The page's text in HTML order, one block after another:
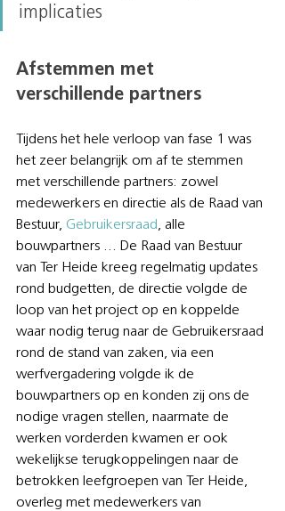
implicaties
Afstemmen met
verschillende partners
Tijdens het hele verloop van fase 1 was
het zeer belangrijk om af te stemmen
met verschillende partners: zowel
medewerkers en directie als de Raad van
Bestuur, Gebruikersraad, alle
bouwpartners … De Raad van Bestuur
van Ter Heide kreeg regelmatig updates
rond budgetten, de directie volgde de
loop van het project op en koppelde
waar nodig terug naar de Gebruikersraad
rond de stand van zaken, via een
werfvergadering volgde ik de
bouwpartners op en konden zij ons de
nodige vragen stellen, naarmate de
werken vorderden kwamen er ook
wekelijkse terugkoppelingen naar de
betrokken leefgroepen van Ter Heide,
overleg met medewerkers van